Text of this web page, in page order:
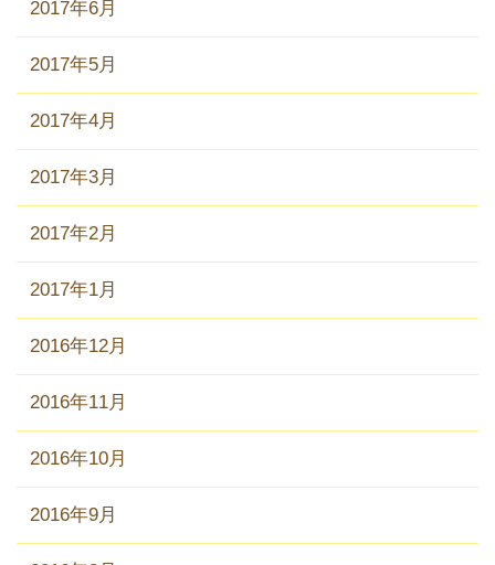
2017年6月
2017年5月
2017年4月
2017年3月
2017年2月
2017年1月
2016年12月
2016年11月
2016年10月
2016年9月